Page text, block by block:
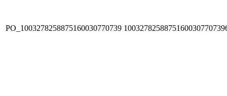
PO_1003278258875160030770739